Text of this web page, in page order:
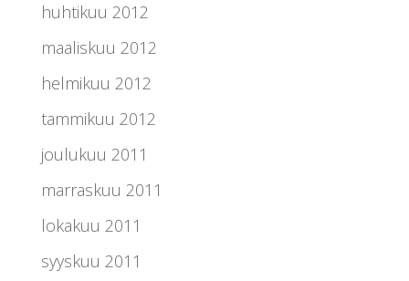
huhtikuu 2012
maaliskuu 2012
helmikuu 2012
tammikuu 2012
joulukuu 2011
marraskuu 2011
lokakuu 2011
syyskuu 2011